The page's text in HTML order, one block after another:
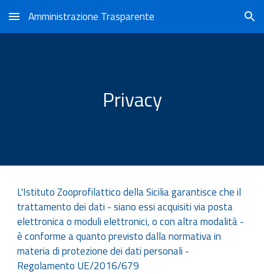
Skip to main content Skip to navigation
Amministrazione Trasparente
Privacy
L'Istituto Zooprofilattico della Sicilia garantisce che il
trattamento dei dati - siano essi acquisiti via posta
elettronica o moduli elettronici, o con altra modalità -
è conforme a quanto previsto dalla normativa in
materia di protezione dei dati personali -
Regolamento UE/2016/679